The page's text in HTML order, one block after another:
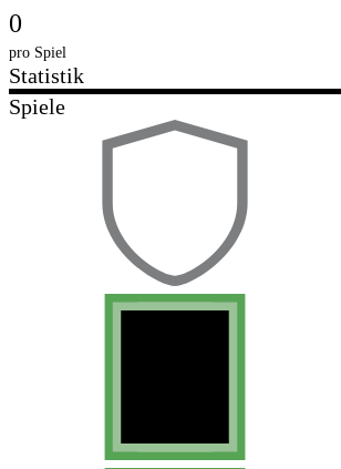
0
pro Spiel
Statistik
Spiele